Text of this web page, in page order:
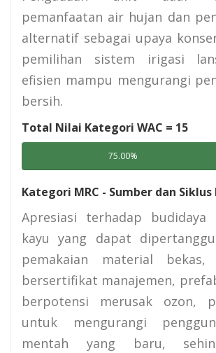
pemanfaatan air hujan dan
alternatif sebagai upaya
pemilihan sistem irigasi
efisien mampu mengurangi
bersih.
Total Nilai Kategori WAC = 15
75.00%
Kategori MRC - Sumber dan
Apresiasi terhadap budidaya
kayu yang dapat
pemakaian material bekas,
bersertifikat manajemen,
berpotensi merusak ozon,
untuk mengurangi
mentah yang baru,